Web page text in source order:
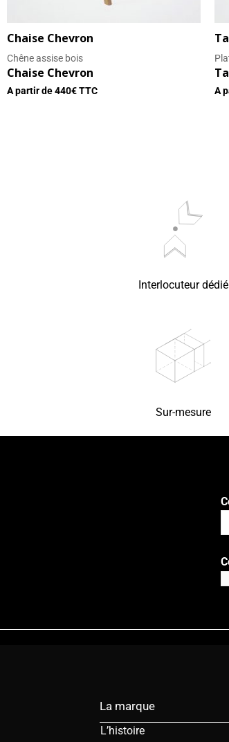
Chaise Chevron
Chêne assise bois
Chaise Chevron
A partir de440€ TTC A
Interlocuteur dédié
Sur-mesure
La marque
L’histoire